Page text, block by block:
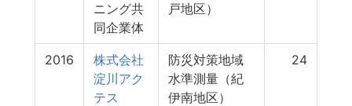
ニング共
同企業体
戸地区）
2016
株式会社
淀川アク
テス
防災対策地域
水準測量（紀
伊南地区）
24